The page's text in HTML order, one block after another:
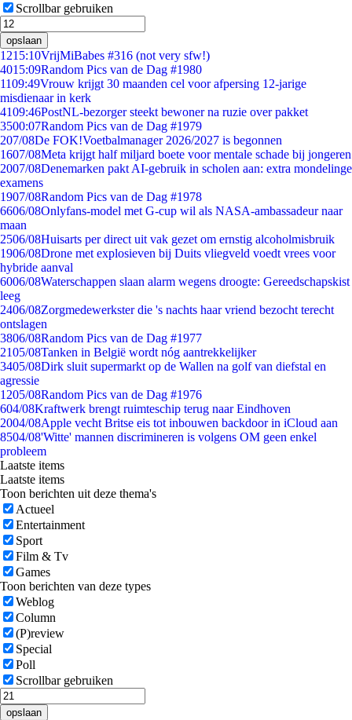
Scrollbar gebruiken
opslaan
1215:10VrijMiBabes #316 (not very sfw!)
4015:09Random Pics van de Dag #1980
1109:49Vrouw krijgt 30 maanden cel voor afpersing 12-jarige
misdienaar in kerk
4109:46PostNL-bezorger steekt bewoner na ruzie over pakket
3500:07Random Pics van de Dag #1979
207/08De FOK!Voetbalmanager 2026/2027 is begonnen
1607/08Meta krijgt half miljard boete voor mentale schade bij jongeren
2007/08Denemarken pakt AI-gebruik in scholen aan: extra mondelinge
examens
1907/08Random Pics van de Dag #1978
6606/08Onlyfans-model met G-cup wil als NASA-ambassadeur naar
maan
2506/08Huisarts per direct uit vak gezet om ernstig alcoholmisbruik
1906/08Drone met explosieven bij Duits vliegveld voedt vrees voor
hybride aanval
6006/08Waterschappen slaan alarm wegens droogte: Gereedschapskist
leeg
2406/08Zorgmedewerkster die 's nachts haar vriend bezocht terecht
ontslagen
3806/08Random Pics van de Dag #1977
2105/08Tanken in België wordt nóg aantrekkelijker
3405/08Dirk sluit supermarkt op de Wallen na golf van diefstal en
agressie
1205/08Random Pics van de Dag #1976
604/08Kraftwerk brengt ruimteschip terug naar Eindhoven
2004/08Apple vecht Britse eis tot inbouwen backdoor in iCloud aan
8504/08'Witte' mannen discrimineren is volgens OM geen enkel
probleem
Laatste items
Laatste items
Toon berichten uit deze thema's
Actueel
Entertainment
Sport
Film & Tv
Games
Toon berichten van deze types
Weblog
Column
(P)review
Special
Poll
Scrollbar gebruiken
opslaan